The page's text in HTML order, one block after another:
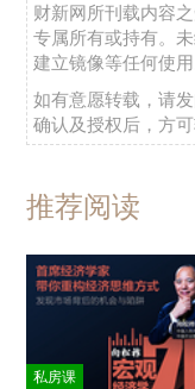
财新网所刊载内容
专属所有或持有。
建立镜像等任何使用
如有意愿转载，请
确认及授权后，方可
推荐阅读
私房课